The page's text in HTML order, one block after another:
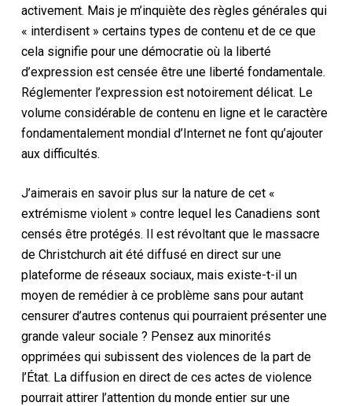
activement. Mais je m’inquiète des règles générales qui
« interdisent » certains types de contenu et de ce que
cela signifie pour une démocratie où la liberté
d’expression est censée être une liberté fondamentale.
Réglementer l’expression est notoirement délicat. Le
volume considérable de contenu en ligne et le caractère
fondamentalement mondial d’Internet ne font qu’ajouter
aux difficultés.
J’aimerais en savoir plus sur la nature de cet «
extrémisme violent » contre lequel les Canadiens sont
censés être protégés. Il est révoltant que le massacre
de Christchurch ait été diffusé en direct sur une
plateforme de réseaux sociaux, mais existe-t-il un
moyen de remédier à ce problème sans pour autant
censurer d’autres contenus qui pourraient présenter une
grande valeur sociale ? Pensez aux minorités
opprimées qui subissent des violences de la part de
l’État. La diffusion en direct de ces actes de violence
pourrait attirer l’attention du monde entier sur une